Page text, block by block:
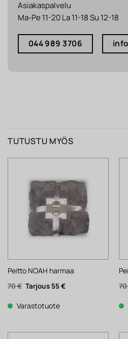
Asiakaspalvelu
Ma-Pe 11-20 La 11-18 Su 12-18
044 989 3706
TUTUSTU MYÖS
Peitto NOAH harmaa
70€ Alkuperäinen
hinta
70 €.
55€Nykyinen
Varastotuote
70